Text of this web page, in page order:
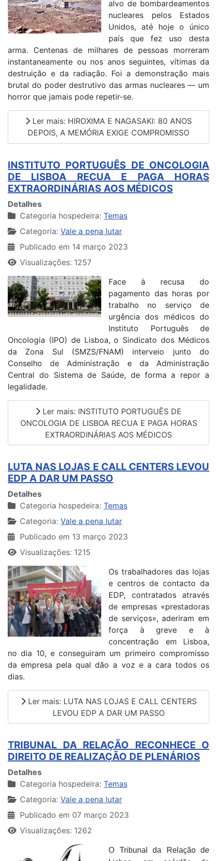
alvo de bombardeamentos
nucleares pelos Estados
Unidos, até hoje o único
país que fez uso desta
arma. Centenas de milhares de pessoas morreram
instantaneamente ou nos anos seguintes, vítimas da
destruição e da radiação. Foi a demonstração mais
brutal do poder destrutivo das armas nucleares — um
horror que jamais pode repetir-se.
Ler mais: HIROXIMA E NAGASAKI: 80 ANOS
DEPOIS, A MEMÓRIA EXIGE COMPROMISSO
INSTITUTO PORTUGUÊS DE ONCOLOGIA
DE LISBOA RECUA E PAGA HORAS
EXTRAORDINÁRIAS AOS MÉDICOS
Detalhes
Categoria hospedeira: Temas
Categoria: Vale a pena lutar
Publicado em 14 março 2023
Visualizações: 1257
Face à recusa do
pagamento das horas por
trabalho no serviço de
urgência dos médicos do
Instituto Português de
Oncologia (IPO) de Lisboa, o Sindicato dos Médicos
da Zona Sul (SMZS/FNAM) interveio junto do
Conselho de Administração e da Administração
Central do Sistema de Saúde, de forma a repor a
legalidade.
Ler mais: INSTITUTO PORTUGUÊS DE
ONCOLOGIA DE LISBOA RECUA E PAGA HORAS
EXTRAORDINÁRIAS AOS MÉDICOS
LUTA NAS LOJAS E CALL CENTERS LEVOU
EDP A DAR UM PASSO
Detalhes
Categoria hospedeira: Temas
Categoria: Vale a pena lutar
Publicado em 13 março 2023
Visualizações: 1215
Os trabalhadores das lojas
e centros de contacto da
EDP, contratados através
de empresas «prestadoras
de serviços», aderiram em
força à greve e à
concentração em Lisboa,
no dia 10, e conseguiram um primeiro compromisso
da empresa pela qual dão a voz e a cara todos os
dias.
Ler mais: LUTA NAS LOJAS E CALL CENTERS
LEVOU EDP A DAR UM PASSO
TRIBUNAL DA RELAÇÃO RECONHECE O
DIREITO DE REALIZAÇÃO DE PLENÁRIOS
Detalhes
Categoria hospedeira: Temas
Categoria: Vale a pena lutar
Publicado em 07 março 2023
Visualizações: 1262
O Tribunal da Relação de